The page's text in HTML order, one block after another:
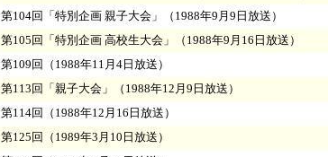
第104回「特別企画 親子大会」（1988年9月9日放送）
第105回「特別企画 高校生大会」（1988年9月16日放送）
第109回（1988年11月4日放送）
第113回「親子大会」（1988年12月9日放送）
第114回（1988年12月16日放送）
第125回（1989年3月10日放送）